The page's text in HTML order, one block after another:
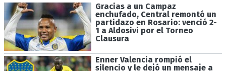
Gracias a un Campaz
enchufado, Central remontó un
partidazo en Rosario: venció 2-
1 a Aldosivi por el Torneo
Clausura
Enner Valencia rompió el
silencio y le dejó un mensaje a